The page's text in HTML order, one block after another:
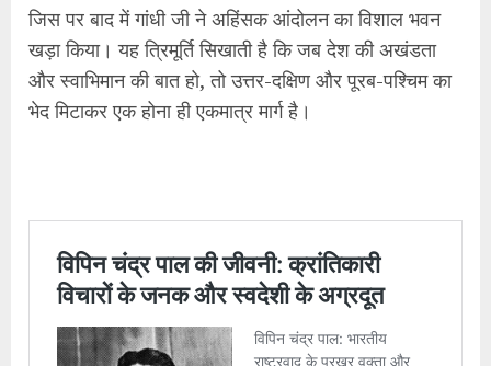
जिस पर बाद में गांधी जी ने अहिंसक आंदोलन का विशाल भवन
खड़ा किया। यह त्रिमूर्ति सिखाती है कि जब देश की अखंडता
और स्वाभिमान की बात हो, तो उत्तर-दक्षिण और पूरब-पश्चिम का
भेद मिटाकर एक होना ही एकमात्र मार्ग है।